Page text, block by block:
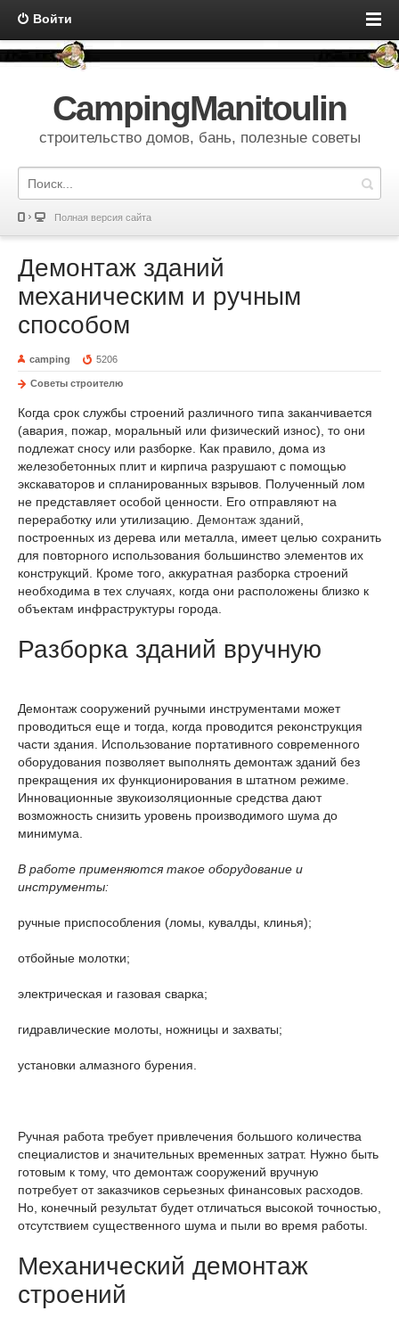
Войти
CampingManitoulin
строительство домов, бань, полезные советы
Полная версия сайта
Демонтаж зданий
механическим и ручным
способом
camping 5206
Советы строителю
Когда срок службы строений различного типа заканчивается
(авария, пожар, моральный или физический износ), то они
подлежат сносу или разборке. Как правило, дома из
железобетонных плит и кирпича разрушают с помощью
экскаваторов и спланированных взрывов. Полученный лом
не представляет особой ценности. Его отправляют на
переработку или утилизацию. Демонтаж зданий
построенных из дерева или металла, имеет целью сохранить
для повторного использования большинство элементов их
конструкций. Кроме того, аккуратная разборка строений
необходима в тех случаях, когда они расположены близко к
объектам инфраструктуры города.
Разборка зданий вручную
Демонтаж сооружений ручными инструментами может
проводиться еще и тогда, когда проводится реконструкция
части здания. Использование портативного современного
оборудования позволяет выполнять демонтаж зданий без
прекращения их функционирования в штатном режиме.
Инновационные звукоизоляционные средства дают
возможность снизить уровень производимого шума до
минимума.
В работе применяются такое оборудование и
инструменты:
ручные приспособления (ломы, кувалды, клинья);
отбойные молотки;
электрическая и газовая сварка;
гидравлические молоты, ножницы и захваты;
установки алмазного бурения.
Ручная работа требует привлечения большого количества
специалистов и значительных временных затрат. Нужно быть
готовым к тому, что демонтаж сооружений вручную
потребует от заказчиков серьезных финансовых расходов.
Но, конечный результат будет отличаться высокой точностью,
отсутствием существенного шума и пыли во время работы.
Механический демонтаж
строений